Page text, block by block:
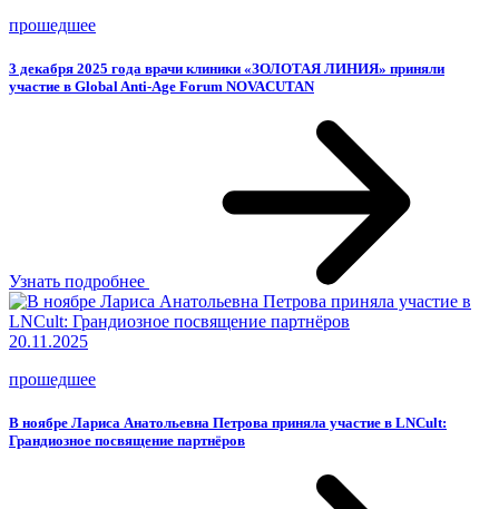
прошедшее
3 декабря 2025 года врачи клиники «ЗОЛОТАЯ ЛИНИЯ» приняли
участие в Global Anti-Age Forum NOVACUTAN
Узнать подробнее
20.11.2025
прошедшее
В ноябре Лариса Анатольевна Петрова приняла участие в LNCult:
Грандиозное посвящение партнёров